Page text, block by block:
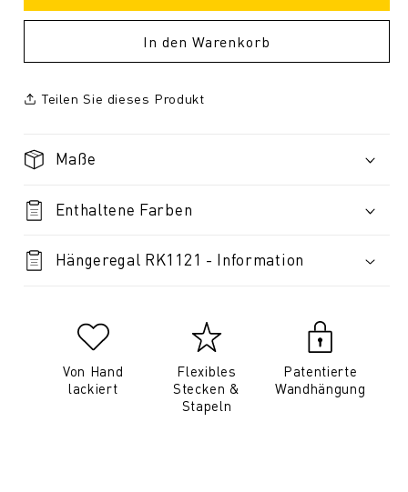
In den Warenkorb
Teilen Sie dieses Produkt
Maße
Enthaltene Farben
Hängeregal RK1121 - Information
Von Hand
lackiert
Flexibles
Stecken &
Stapeln
Patentierte
Wandhängung